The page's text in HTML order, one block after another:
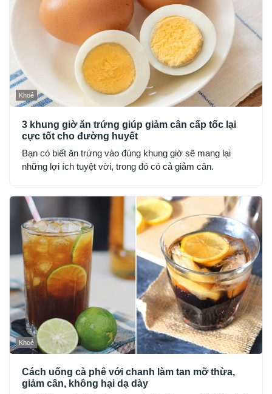
Khoẻ
3 khung giờ ăn trứng giúp giảm cân cấp tốc lại
cực tốt cho đường huyết
Bạn có biết ăn trứng vào đúng khung giờ sẽ mang lại
những lợi ích tuyệt vời, trong đó có cả giảm cân.
Khoẻ
Cách uống cà phê với chanh làm tan mỡ thừa,
giảm cân, không hại dạ dày